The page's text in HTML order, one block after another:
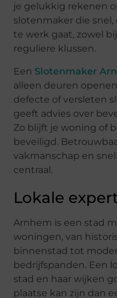
je gelukkig rekenen
slotenmaker die
te werk gaat, zowel
reguliere klussen.
Een Slotenmaker
alleen deuren
defecte of versleten
geeft advies over
Zo blijft je woning of
beveiligd.
vakmanschap en
centraal.
Lokale
Arnhem is een stad
woningen, van
binnenstad tot
bedrijfspanden. Een
stad en haar wijken
plaatse kan zijn dan